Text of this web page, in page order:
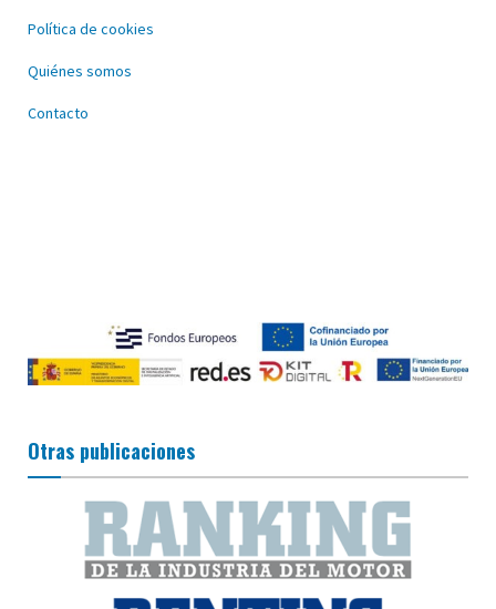
Política de cookies
Quiénes somos
Contacto
Otras publicaciones